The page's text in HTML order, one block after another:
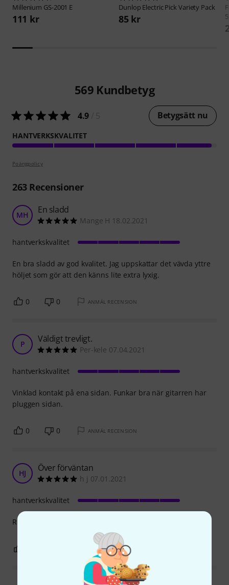
Millenium GS-2001 E
111 kr
Dunlop Electric Pick Variety Pack
85 kr
569 Kundbetyg
4.9 Betygsätt nu
HANTVERKSKVALITET
Poängpolicy
263Recensioner
MH En sladd
Mange H 18.02.2021
En bra sladd av god kvalitet. Jag uppskattar det vävda yttre
höljet som gör att den känns lite extra lyxig.
hantverkskvalitet
0 0 ANMÄL RECENSION
P Väldigt trevligt.
Per-kele 07.04.2021
Vinklad kontakt på ena sidan. Funkar bra när gitarren har
pluggen sidan.
hantverkskvalitet
0 0 ANMÄL RECENSION
HJ Över förväntan
h j 07.01.2021
Riktigt bra, jag har helt klart valt rätt.
hantverkskvalitet
ANMÄL RECENSION